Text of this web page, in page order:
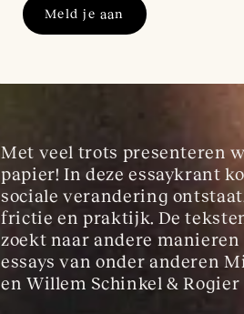
Meld je aan
Met veel trots presenteren
papier! In deze essaykrant
sociale verandering
frictie en praktijk. De
zoekt naar andere
essays van onder anderen
en Willem Schinkel & Rogier